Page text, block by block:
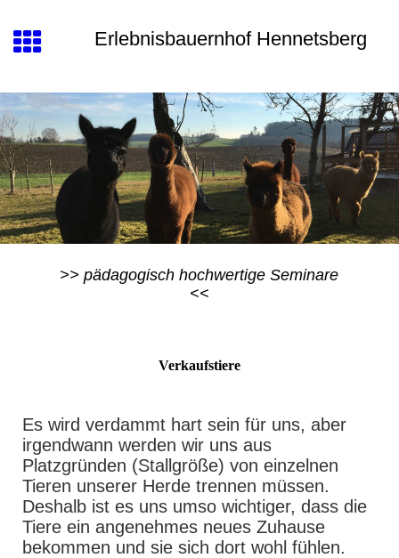
Erlebnisbauernhof Hennetsberg
>> pädagogisch hochwertige Seminare
<<
Verkaufstiere
Es wird verdammt hart sein für uns, aber
irgendwann werden wir uns aus
Platzgründen (Stallgröße) von einzelnen
Tieren unserer Herde trennen müssen.
Deshalb ist es uns umso wichtiger, dass die
Tiere ein angenehmes neues Zuhause
bekommen und sie sich dort wohl fühlen.